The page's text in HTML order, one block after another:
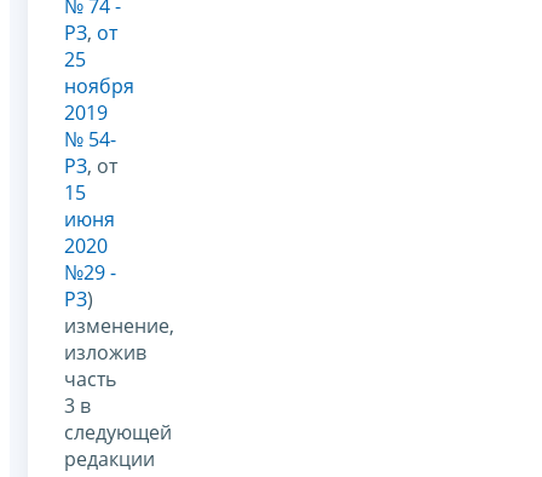
№ 74 -
РЗ, от
25
ноября
2019
№ 54-
РЗ, от
15
июня
2020
№29 -
РЗ)
изменение,
изложив
часть
3 в
следующей
редакции